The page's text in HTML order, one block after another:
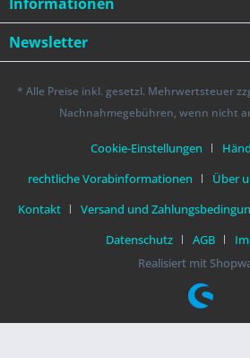
Newsletter
* Alle Preise inkl. gesetzl. Mehrwertsteuer
Nachnahmegebühren, wenn nicht
Cookie-Einstellungen
rechtliche Vorabinformationen
Über
Kontakt
Versand und
Datenschutz
AGB
Realisiert mit